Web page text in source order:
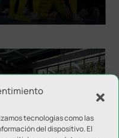
tecnologías como las
del dispositivo. El